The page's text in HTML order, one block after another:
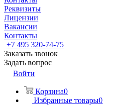
Реквизиты
Лицензии
Вакансии
Контакты
+7 495 320-74-75
Заказать звонок
Задать вопрос
Войти
Корзина0
Избранные товары0